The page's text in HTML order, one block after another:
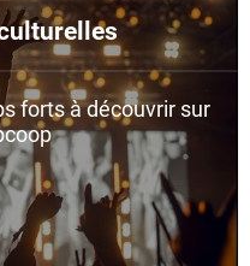
forts à découvrir sur